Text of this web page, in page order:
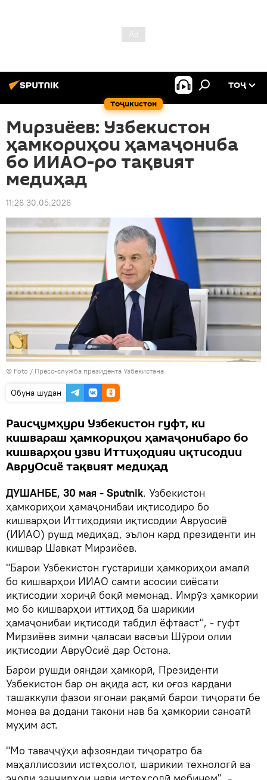
Тоҷикистон
ТОҶ
Мирзиёев: Узбекистон
ҳамкориҳои ҳамаҷониба
бо ИИАО-ро тақвият
медиҳад
11:26 30.05.2026
© Foto / Пресс-служба президента Узбекистана
Обуна шудан
Раисҷумҳури Узбекистон гуфт, ки
кишвараш ҳамкориҳои ҳамаҷонибаро бо
кишварҳои узви Иттиҳодияи иқтисодии
АвруОсиё тақвият медиҳад
ДУШАНБЕ, 30 мая - Sputnik. Узбекистон
ҳамкориҳои ҳамаҷонибаи иқтисодиро бо
кишварҳои Иттиҳодияи иқтисодии Авруосиё
(ИИАО) рушд медиҳад, эълон кард президенти ин
кишвар Шавкат Мирзиёев.
"Барои Узбекистон густариши ҳамкориҳои амалӣ
бо кишварҳои ИИАО самти асосии сиёсати
иқтисодии хориҷӣ боқӣ мемонад. Имрӯз ҳамкории
мо бо кишварҳои иттиҳод ба шарикии
ҳамаҷонибаи иқтисодӣ табдил ёфтааст", - гуфт
Мирзиёев зимни ҷаласаи васеъи Шӯрои олии
иқтисодии АвруОсиё дар Остона.
Барои рушди ояндаи ҳамкорӣ, Президенти
Узбекистон бар он ақида аст, ки оғоз кардани
ташаккули фазои ягонаи рақамӣ барои тиҷорати бе
монеа ва додани такони нав ба ҳамкории саноатӣ
муҳим аст.
"Мо таваҷҷӯҳи афзояндаи тиҷоратро ба
маҳаллисозии истеҳсолот, шарикии технологӣ ва